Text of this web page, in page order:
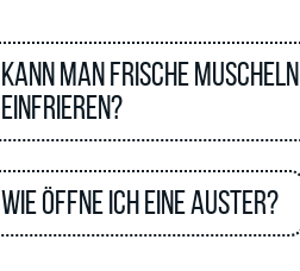
Kann man frische Muscheln
einfrieren?
Wie öffne ich eine Auster?